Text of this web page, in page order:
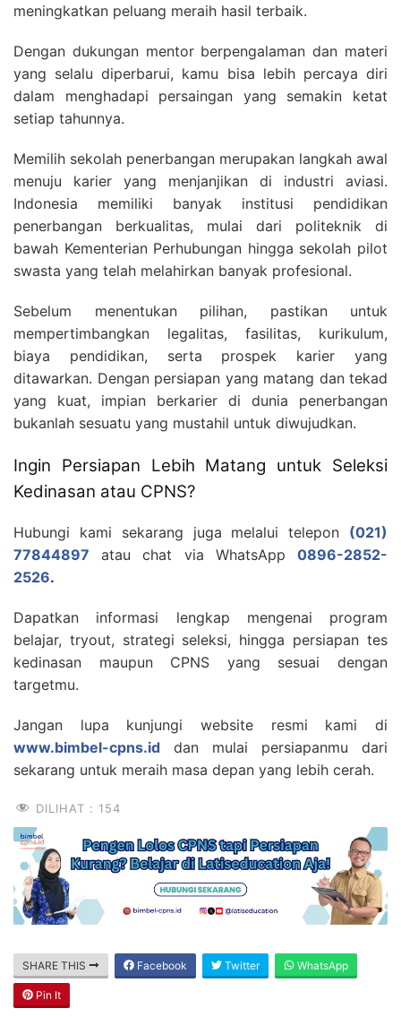
meningkatkan peluang meraih hasil terbaik.
Dengan dukungan mentor berpengalaman dan materi
yang selalu diperbarui, kamu bisa lebih percaya diri
dalam menghadapi persaingan yang semakin ketat
setiap tahunnya.
Memilih sekolah penerbangan merupakan langkah awal
menuju karier yang menjanjikan di industri aviasi.
Indonesia memiliki banyak institusi pendidikan
penerbangan berkualitas, mulai dari politeknik di
bawah Kementerian Perhubungan hingga sekolah pilot
swasta yang telah melahirkan banyak profesional.
Sebelum menentukan pilihan, pastikan untuk
mempertimbangkan legalitas, fasilitas, kurikulum,
biaya pendidikan, serta prospek karier yang
ditawarkan. Dengan persiapan yang matang dan tekad
yang kuat, impian berkarier di dunia penerbangan
bukanlah sesuatu yang mustahil untuk diwujudkan.
Ingin Persiapan Lebih Matang untuk Seleksi
Kedinasan atau CPNS?
Hubungi kami sekarang juga melalui telepon (021)
77844897
atau chat via WhatsApp
0896-2852-
2526.
Dapatkan informasi lengkap mengenai program
belajar, tryout, strategi seleksi, hingga persiapan tes
kedinasan maupun CPNS yang sesuai dengan
targetmu.
Jangan lupa kunjungi website resmi kami di
www.bimbel-cpns.id dan mulai persiapanmu dari
sekarang untuk meraih masa depan yang lebih cerah.
DILIHAT : 154
SHARE THIS Facebook Twitter WhatsApp
Pin It